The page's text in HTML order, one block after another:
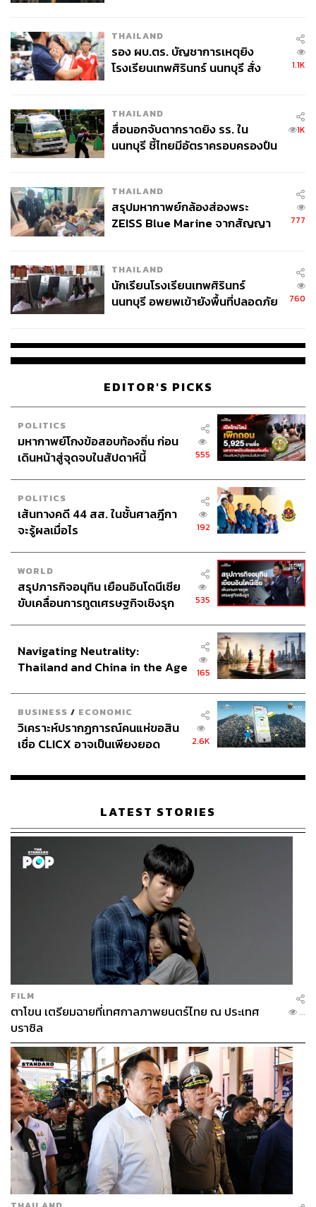
THAILAND
รอง ผบ.ตร. บัญชาการเหตุยิง
โรงเรียนเทพศิรินทร์ นนทบุรี สั่ง
1.1K
THAILAND
สื่อนอกจับตากราดยิง รร. ใน
นนทบุรี ชี้ไทยมีอัตราครอบครองปืน
1K
THAILAND
สรุปมหากาพย์กล้องส่องพระ
ZEISS Blue Marine จากสัญญา
จ่ายหนี้-แอบระบุแบรนด์
777
THAILAND
นักเรียนโรงเรียนเทพศิรินทร์
นนทบุรี อพยพเข้ายังพื้นที่ปลอดภัย
760
EDITOR'S PICKS
POLITICS
มหากาพย์โกงข้อสอบท้องถิ่น ก่อน
เดินหน้าสู่จุดจบในสัปดาห์นี้
555
POLITICS
เส้นทางคดี 44 สส. ในชั้นศาลฎีกา
จะรู้ผลเมื่อไร
192
WORLD
สรุปภารกิจอนุทิน เยือนอินโดนีเซีย
ขับเคลื่อนการทูตเศรษฐกิจเชิงรุก
535
Navigating Neutrality:
Thailand and China in the Age
165
BUSINESS / ECONOMIC
วิเคราะห์ปรากฏการณ์คนแห่ขอสิน
เชื่อ CLICX อาจเป็นเพียงยอด
เรือนไทยที่ถูกซุกไว้
2.6K
LATEST STORIES
FILM
ตาโขน เตรียมฉายที่เทศกาลภาพยนตร์ไทย ณ ประเทศ
บราซิล
...